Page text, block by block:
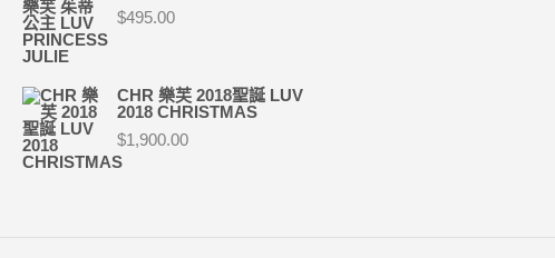
$495.00
CHR 樂芙 2018聖誕 LUV
2018 CHRISTMAS
$1,900.00